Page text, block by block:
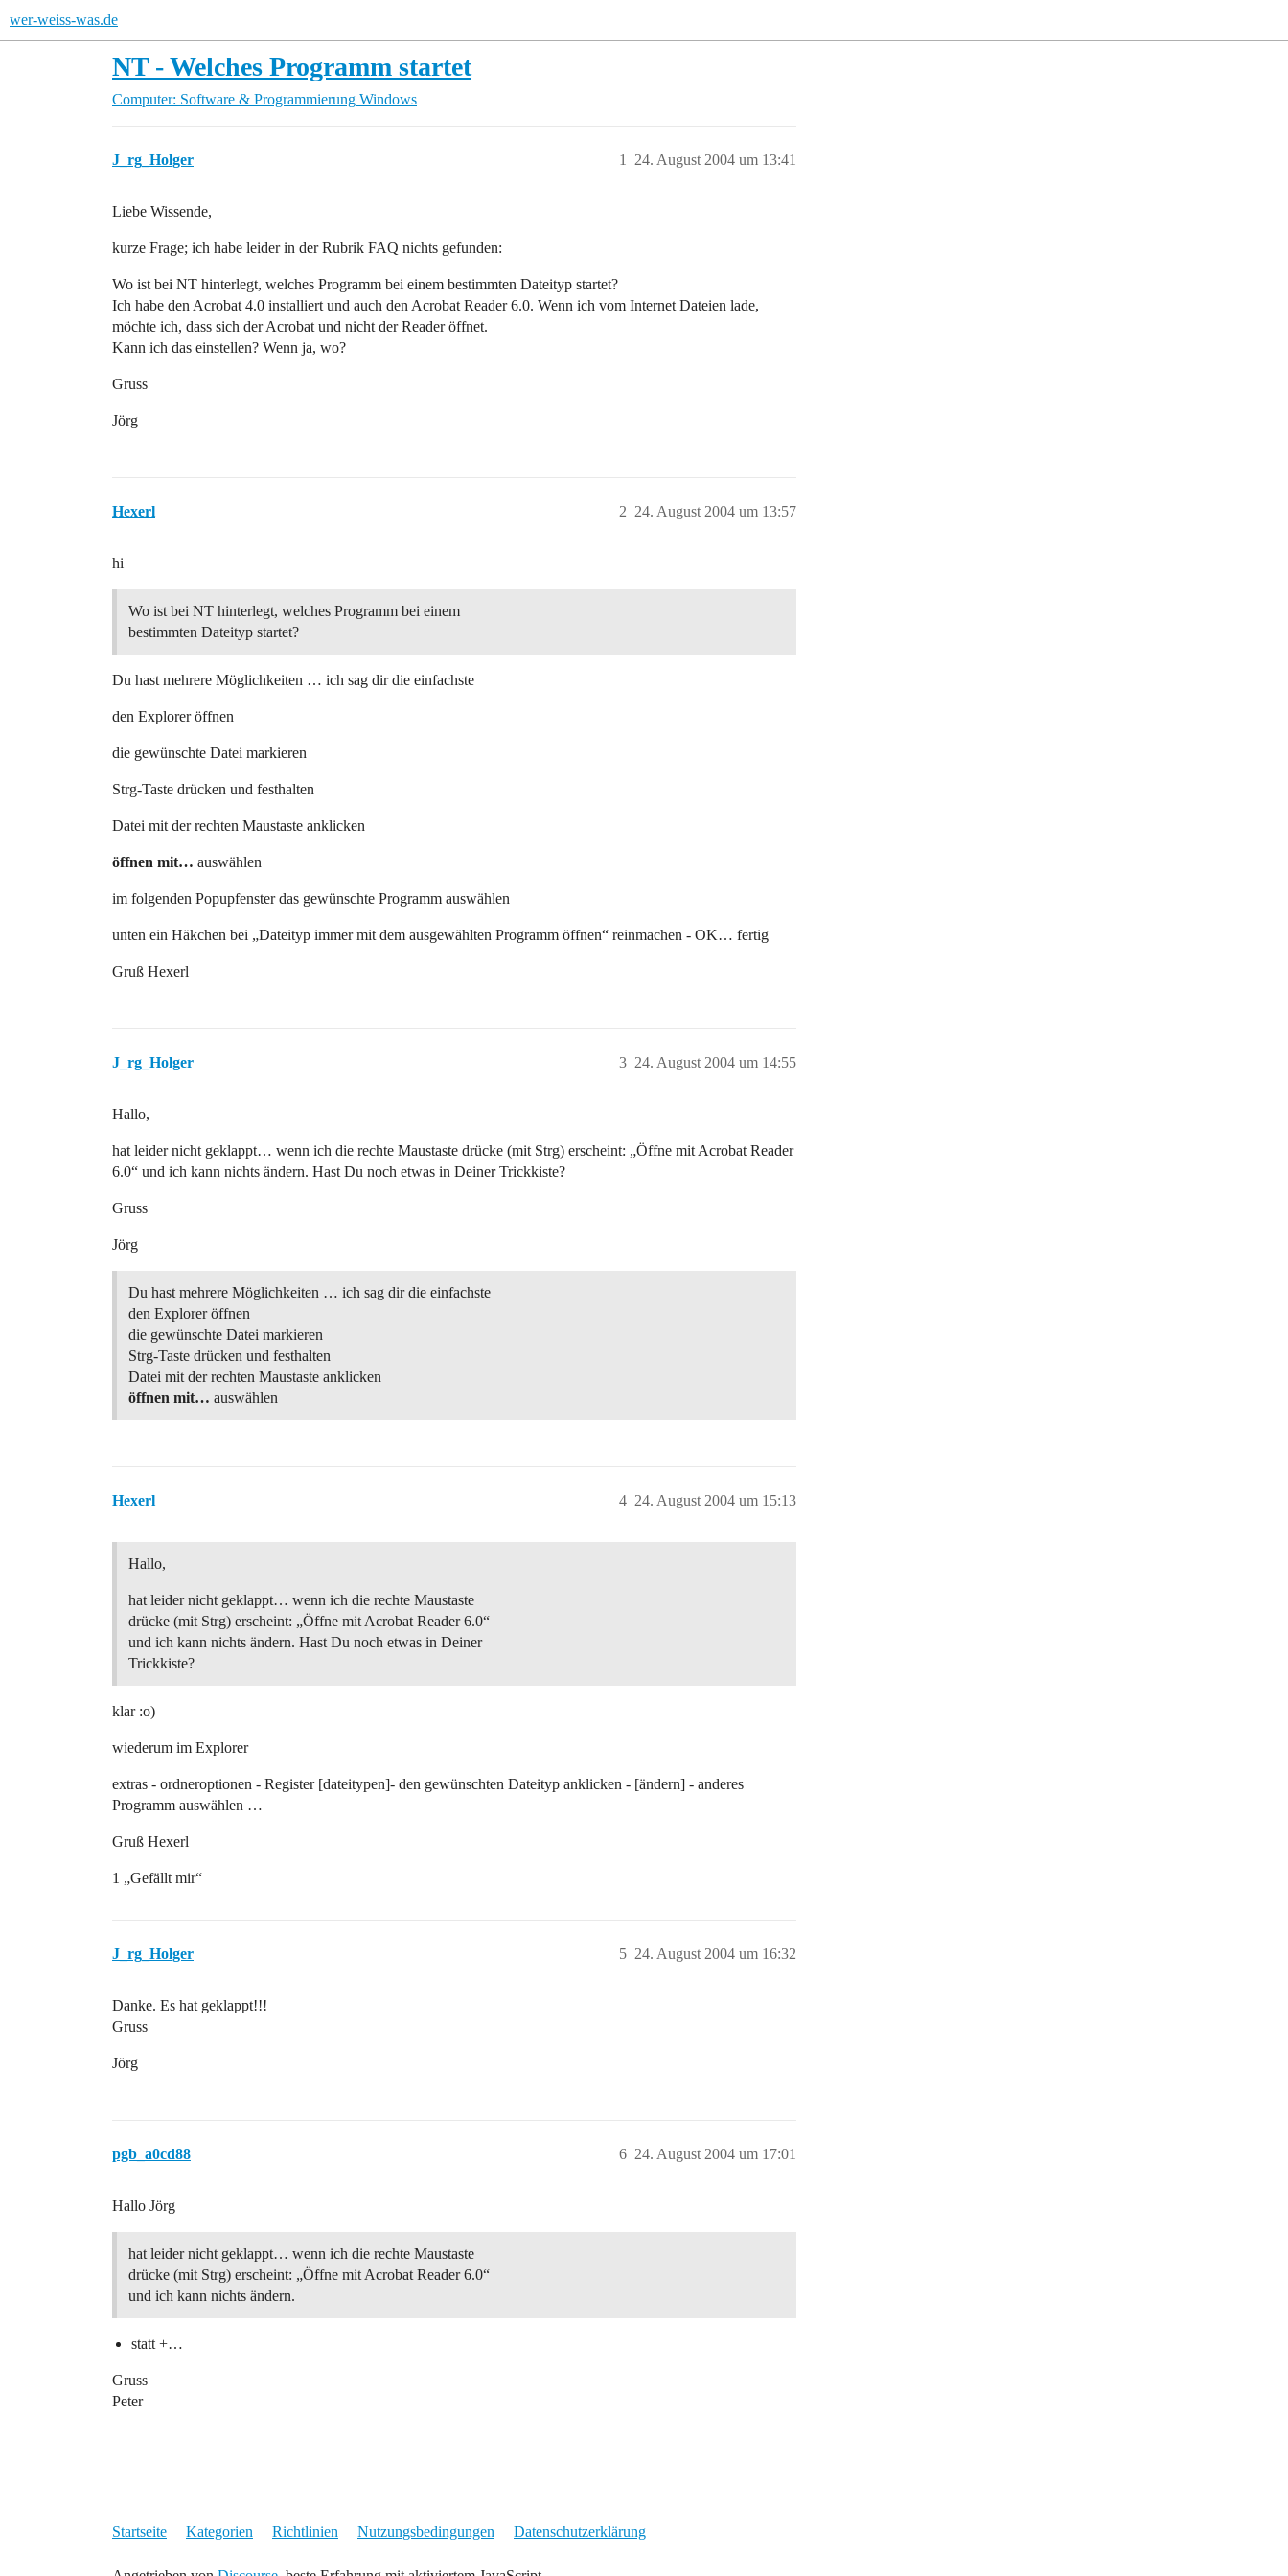
wer-weiss-was.de
NT - Welches Programm startet
Computer: Software & Programmierung Windows
J_rg_Holger 24. August 2004 um 13:41
1
Liebe Wissende,
kurze Frage; ich habe leider in der Rubrik FAQ nichts gefunden:
Wo ist bei NT hinterlegt, welches Programm bei einem bestimmten Dateityp startet?
Ich habe den Acrobat 4.0 installiert und auch den Acrobat Reader 6.0. Wenn ich vom Internet Dateien lade,
möchte ich, dass sich der Acrobat und nicht der Reader öffnet.
Kann ich das einstellen? Wenn ja, wo?
Gruss
Jörg
Hexerl 24. August 2004 um 13:57
2
hi
Wo ist bei NT hinterlegt, welches Programm bei einem
bestimmten Dateityp startet?
Du hast mehrere Möglichkeiten … ich sag dir die einfachste
den Explorer öffnen
die gewünschte Datei markieren
Strg-Taste drücken und festhalten
Datei mit der rechten Maustaste anklicken
öffnen mit… auswählen
im folgenden Popupfenster das gewünschte Programm auswählen
unten ein Häkchen bei „Dateityp immer mit dem ausgewählten Programm öffnen“ reinmachen - OK… fertig
Gruß Hexerl
J_rg_Holger 24. August 2004 um 14:55
3
Hallo,
hat leider nicht geklappt… wenn ich die rechte Maustaste drücke (mit Strg) erscheint: „Öffne mit Acrobat Reader
6.0“ und ich kann nichts ändern. Hast Du noch etwas in Deiner Trickkiste?
Gruss
Jörg
Du hast mehrere Möglichkeiten … ich sag dir die einfachste
den Explorer öffnen
die gewünschte Datei markieren
Strg-Taste drücken und festhalten
Datei mit der rechten Maustaste anklicken
öffnen mit… auswählen
Hexerl 24. August 2004 um 15:13
4
Hallo,
hat leider nicht geklappt… wenn ich die rechte Maustaste
drücke (mit Strg) erscheint: „Öffne mit Acrobat Reader 6.0“
und ich kann nichts ändern. Hast Du noch etwas in Deiner
Trickkiste?
klar :o)
wiederum im Explorer
extras - ordneroptionen - Register [dateitypen]- den gewünschten Dateityp anklicken - [ändern] - anderes
Programm auswählen …
Gruß Hexerl
1 „Gefällt mir“
J_rg_Holger 24. August 2004 um 16:32
5
Danke. Es hat geklappt!!!
Gruss
Jörg
pgb_a0cd88 24. August 2004 um 17:01
6
Hallo Jörg
hat leider nicht geklappt… wenn ich die rechte Maustaste
drücke (mit Strg) erscheint: „Öffne mit Acrobat Reader 6.0“
und ich kann nichts ändern.
statt +…
Gruss
Peter
Startseite Kategorien Richtlinien Nutzungsbedingungen Datenschutzerklärung